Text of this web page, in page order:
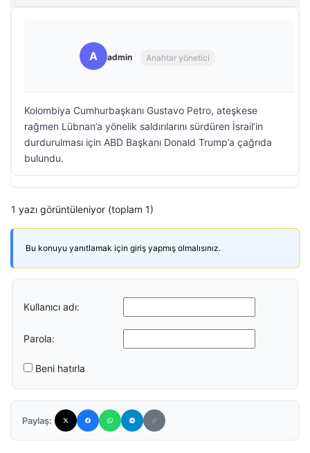
A admin Anahtar yönetici
Kolombiya Cumhurbaşkanı Gustavo Petro, ateşkese
rağmen Lübnan’a yönelik saldırılarını sürdüren İsrail’in
durdurulması için ABD Başkanı Donald Trump’a çağrıda
bulundu.
1 yazı görüntüleniyor (toplam 1)
Bu konuyu yanıtlamak için giriş yapmış olmalısınız.
Kullanıcı adı:
Parola:
Beni hatırla
Paylaş: